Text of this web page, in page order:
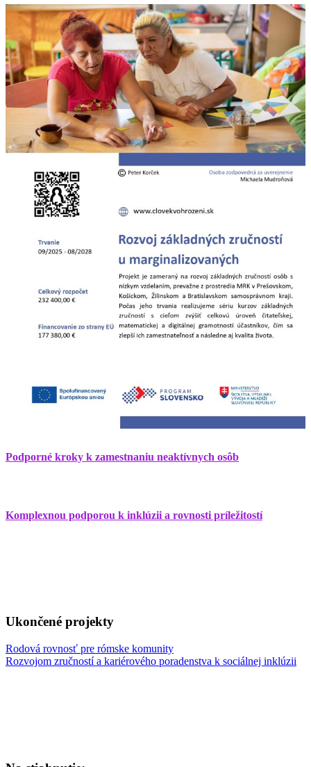
Podporné kroky k zamestnaniu neaktívnych osôb
Komplexnou podporou k inklúzii a rovnosti príležitostí
Ukončené projekty
Rodová rovnosť pre rómske komunity
Rozvojom zručností a kariérového poradenstva k sociálnej inklúzii